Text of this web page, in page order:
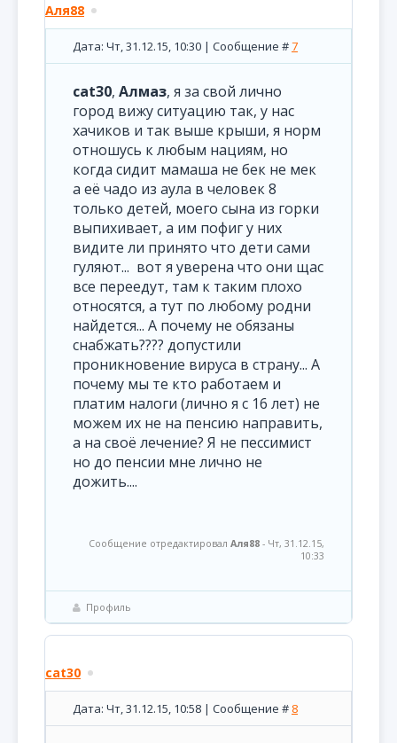
Аля88
Дата: Чт, 31.12.15, 10:30 | Сообщение #7
cat30, Алмаз, я за свой лично
город вижу ситуацию так, у нас
хачиков и так выше крыши, я норм
отношусь к любым нациям, но
когда сидит мамаша не бек не мек
а её чадо из аула в человек 8
только детей, моего сына из горки
выпихивает, а им пофиг у них
видите ли принято что дети сами
гуляют... вот я уверена что они щас
все переедут, там к таким плохо
относятся, а тут по любому родни
найдется... А почему не обязаны
снабжать???? допустили
проникновение вируса в страну... А
почему мы те кто работаем и
платим налоги (лично я с 16 лет) не
можем их не на пенсию направить,
а на своё лечение? Я не пессимист
но до пенсии мне лично не
дожить....
Сообщение отредактировал Аля88 - Чт, 31.12.15,
10:33
Профиль
cat30
Дата: Чт, 31.12.15, 10:58 | Сообщение # 8